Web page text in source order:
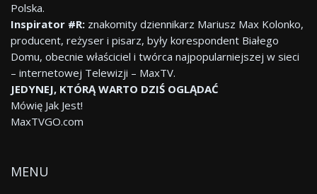
Polska.
Inspirator #R: znakomity dziennikarz Mariusz Max Kolonko,
producent, reżyser i pisarz, były korespondent Białego
Domu, obecnie właściciel i twórca najpopularniejszej w sieci
– internetowej Telewizji – MaxTV.
JEDYNEJ, KTÓRĄ WARTO DZIŚ OGLĄDAĆ
Mówię Jak Jest!
MaxTVGO.com
MENU